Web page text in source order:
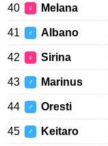
40 ♀ Melana
41 ♂ Albano
42 ♀ Sirina
43 ♂ Marinus
44 ♂ Oresti
45 ♂ Keitaro